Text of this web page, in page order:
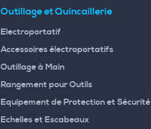
Outillage et Quincaillerie
Electroportatif
Accessoires électroportatifs
Outillage à Main
Rangement pour Outils
Equipement de Protection et Sécurité
Echelles et Escabeaux